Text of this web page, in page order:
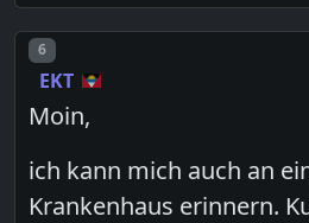
Post number
6
EKT
Moin,
ich kann mich auch an
Krankenhaus erinnern.